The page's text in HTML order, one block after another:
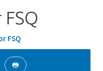
FSQ